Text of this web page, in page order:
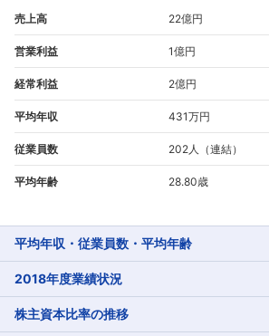
フォローしました
売上高 22億円
営業利益 1億円
経常利益 2億円
平均年収 431万円
従業員数 202人（連結）
平均年齢 28.80歳
平均年収・従業員数・平均年齢
2018年度業績状況
株主資本比率の推移